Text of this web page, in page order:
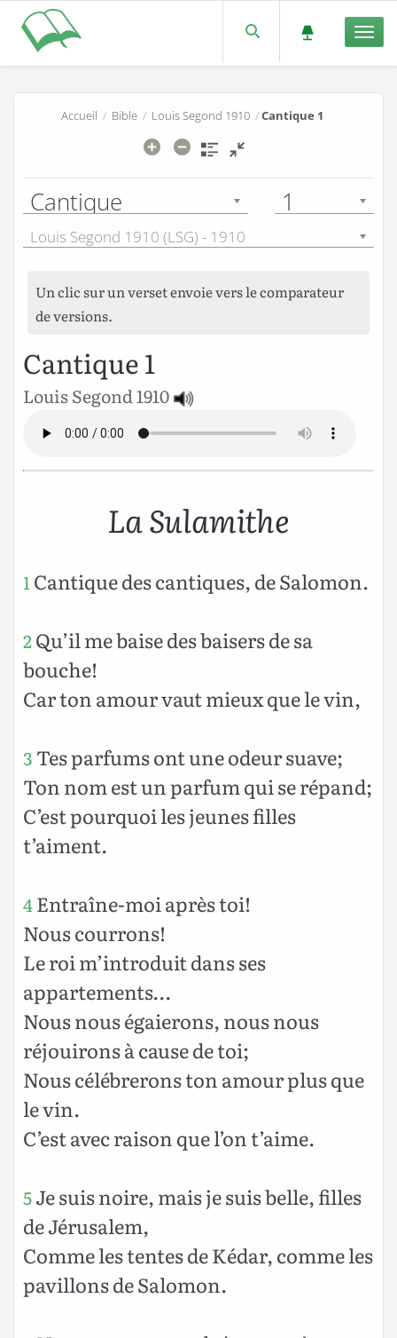
Accueil / Bible / Louis Segond 1910 /Cantique 1
Cantique 1
Louis Segond 1910 (LSG) - 1910
Un clic sur un verset envoie vers le comparateur
de versions.
Cantique 1
Louis Segond 1910
La Sulamithe
1 Cantique des cantiques, de Salomon.
2Qu’il me baise des baisers de sa
bouche!
Car ton amour vaut mieux que le vin,
3 Tes parfums ont une odeur suave;
Ton nom est un parfum qui se répand;
C’est pourquoi les jeunes filles
t’aiment.
4Entraîne-moi après toi!
Nous courrons!
Le roi m’introduit dans ses
appartements…
Nous nous égaierons, nous nous
réjouirons à cause de toi;
Nous célébrerons ton amour plus que
le vin.
C’est avec raison que l’on t’aime.
5Je suis noire, mais je suis belle, filles
de Jérusalem,
Comme les tentes de Kédar, comme les
pavillons de Salomon.